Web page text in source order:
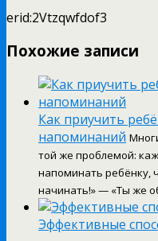
erid:2Vtzqwfdof3
Похожие записи
Как приучить
напоминаний
той же проблемой:
напоминать ребёнку,
начинать!» — «Ты же
Эффективные